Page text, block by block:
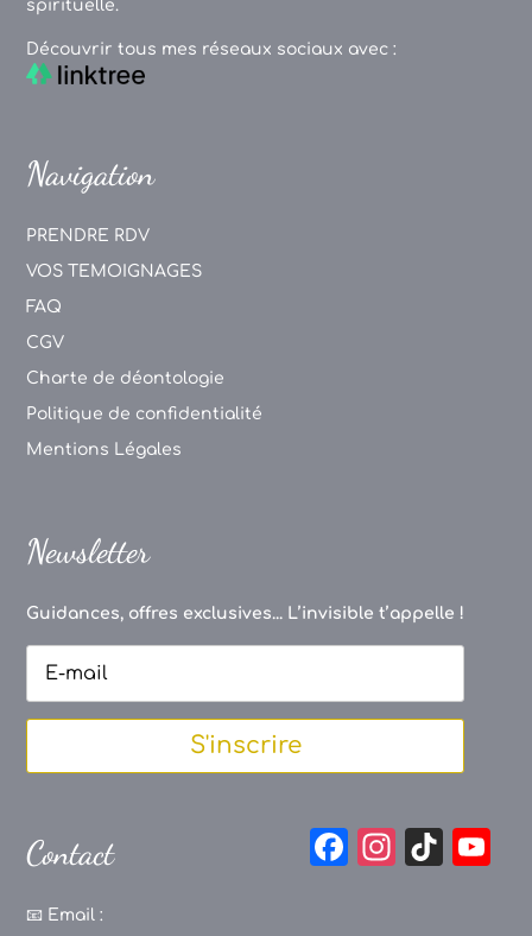
spirituelle.
Découvrir tous mes réseaux sociaux avec :
Navigation
PRENDRE RDV
VOS TEMOIGNAGES
FAQ
CGV
Charte de déontologie
Politique de confidentialité
Mentions Légales
Newsletter
Guidances, offres exclusives... L’invisible t’appelle !
S'inscrire
Contact
📧 Email :
F
In
Ti